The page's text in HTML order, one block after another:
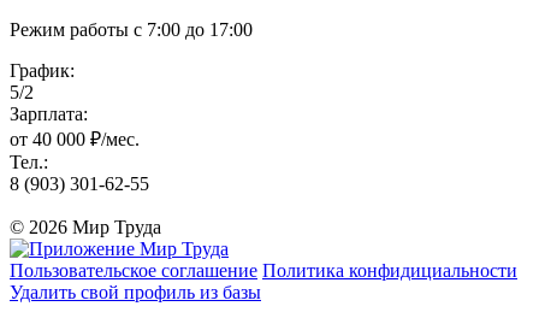
Режим работы с 7:00 до 17:00
График:
5/2
Зарплата:
от 40 000 ₽/мес.
Тел.:
8 (903) 301-62-55
© 2026 Мир Труда
Пользовательское соглашение Политика конфидициальности
Удалить свой профиль из базы